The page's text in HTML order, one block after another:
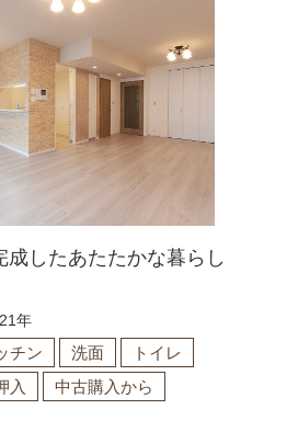
成したあたたかな暮らし
年
チン 洗面
トイレ
入
中古購入から